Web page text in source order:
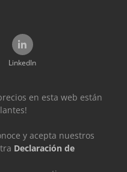
LinkedIn
en esta web están
y acepta nuestros
Declaración de